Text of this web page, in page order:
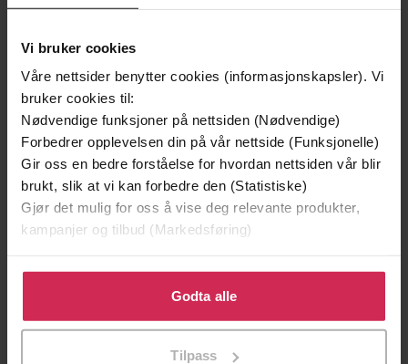
Vi bruker cookies
Våre nettsider benytter cookies (informasjonskapsler). Vi
bruker cookies til:
Nødvendige funksjoner på nettsiden (Nødvendige)
Forbedrer opplevelsen din på vår nettside (Funksjonelle)
Gir oss en bedre forståelse for hvordan nettsiden vår blir
brukt, slik at vi kan forbedre den (Statistiske)
Gjør det mulig for oss å vise deg relevante produkter,
kampanjer og tilbud (Markedsføring)
Klikk på «Godta alle» for å gi oss ditt samtykke til å
bruke cookies for alle disse formålene. Du kan også
tilpasse ditt samtykke til spesifikke formål ved å klikke
Godta alle
Tilpass
Andre har også kjøpt
Premium
Premium